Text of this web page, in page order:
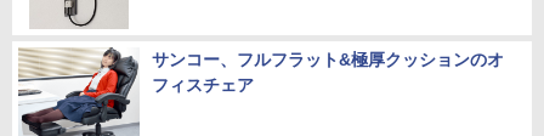
サンコー、フルフラット&極厚クッションのオ
フィスチェア